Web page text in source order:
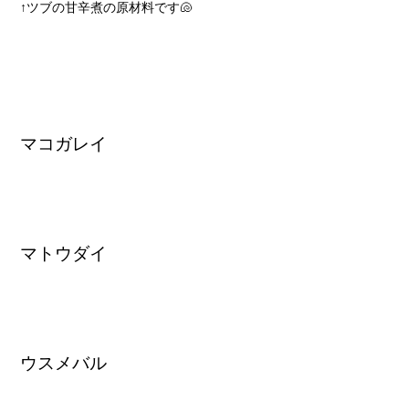
↑ツブの甘辛煮の原材料です🐚
マコガレイ
マトウダイ
ウスメバル